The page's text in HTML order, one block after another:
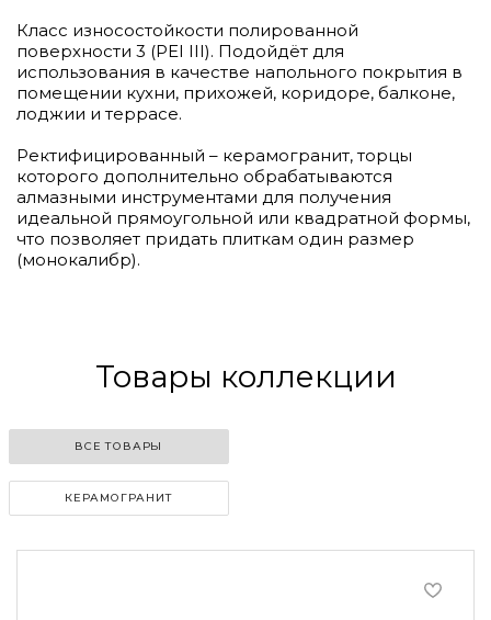
Класс износостойкости полированной
поверхности 3 (PEI III). Подойдёт для
использования в качестве напольного покрытия в
помещении кухни, прихожей, коридоре, балконе,
лоджии и террасе.
Ректифицированный – керамогранит, торцы
которого дополнительно обрабатываются
алмазными инструментами для получения
идеальной прямоугольной или квадратной формы,
что позволяет придать плиткам один размер
(монокалибр).
Товары коллекции
ВСЕ ТОВАРЫ
КЕРАМОГРАНИТ